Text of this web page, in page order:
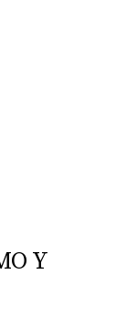
Y